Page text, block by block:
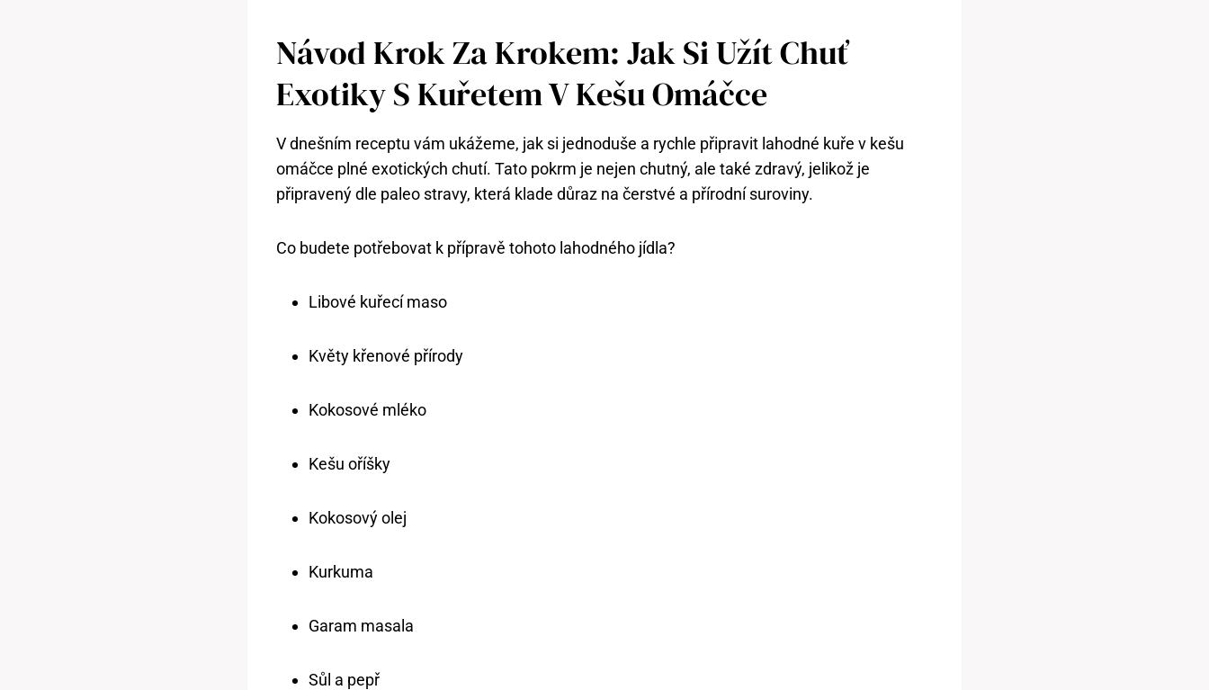
Návod Krok Za Krokem: Jak Si Užít Chuť
Exotiky S Kuřetem V Kešu Omáčce
V dnešním receptu vám ukážeme, jak si jednoduše a rychle připravit lahodné kuře v kešu
omáčce plné exotických chutí. Tato pokrm je nejen chutný, ale také zdravý, jelikož je
připravený dle paleo stravy, která klade důraz na čerstvé a přírodní suroviny.
Co budete potřebovat k přípravě tohoto lahodného jídla?
Libové kuřecí maso
Květy křenové přírody
Kokosové mléko
Kešu oříšky
Kokosový olej
Kurkuma
Garam masala
Sůl a pepř